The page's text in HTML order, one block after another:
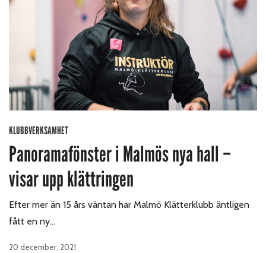
KLUBBVERKSAMHET
Panoramafönster i Malmös nya hall –
visar upp klättringen
Efter mer än 15 års väntan har Malmö Klätterklubb äntligen
fått en ny…
20 december, 2021